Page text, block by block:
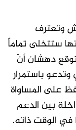
وتعترف
ستتخلى تماماً
دهشان أنّ
باستمرار
على المساواة
بين الدعم
في الوقت ذاته.